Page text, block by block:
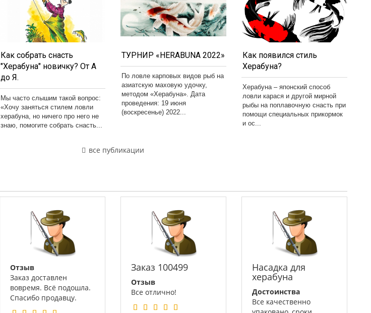
Как собрать снасть
"Херабуна" новичку? От А
до Я.
Мы часто слышим такой вопрос:
«Хочу заняться стилем ловли
херабуна, но ничего про него не
знаю, помогите собрать снасть...
ТУРНИР «HERABUNA 2022»
По ловле карповых видов рыб на
азиатскую маховую удочку,
методом «Херабуна». Дата
проведения: 19 июня
(воскресенье) 2022...
Как появился стиль
Херабуна?
Херабуна – японский способ
ловли карася и другой мирной
рыбы на поплавочную снасть при
помощи специальных прикормок
и ос...
все публикации
Отзыв
Заказ доставлен
вовремя. Всё подошла.
Спасибо продавцу.
Заказ 100499
Отзыв
Все отлично!
Насадка для
херабуна
Достоинства
Все качественно